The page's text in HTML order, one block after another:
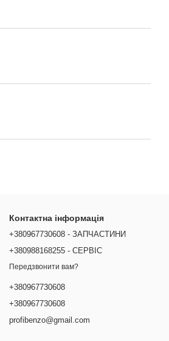
Контактна інформація
+380967730608 - ЗАПЧАСТИНИ
+380988168255 - СЕРВІС
Передзвонити вам?
+380967730608
+380967730608
profibenzo@gmail.com